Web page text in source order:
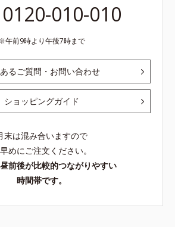
0120-010-010
午前9時より午後7時まで
るご質問・お問い合わせ
ショッピングガイド
末は混み合いますので
めにご注文ください。
前後が比較的つながりやすい
時間帯です。